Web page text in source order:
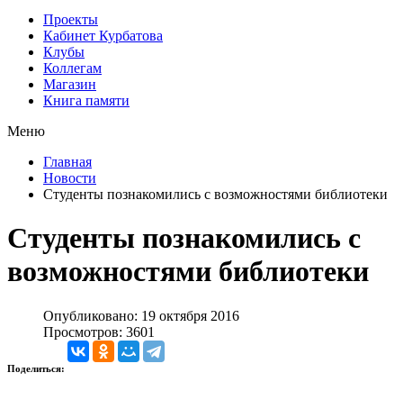
Проекты
Кабинет Курбатова
Клубы
Коллегам
Магазин
Книга памяти
Меню
Главная
Новости
Студенты познакомились с возможностями библиотеки
Студенты познакомились с
возможностями библиотеки
Опубликовано: 19 октября 2016
Просмотров: 3601
Поделиться: